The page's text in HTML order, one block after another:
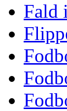
Fald